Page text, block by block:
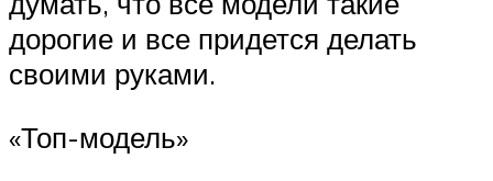
дорогие и все придется делать
своими руками.
«Топ-модель»